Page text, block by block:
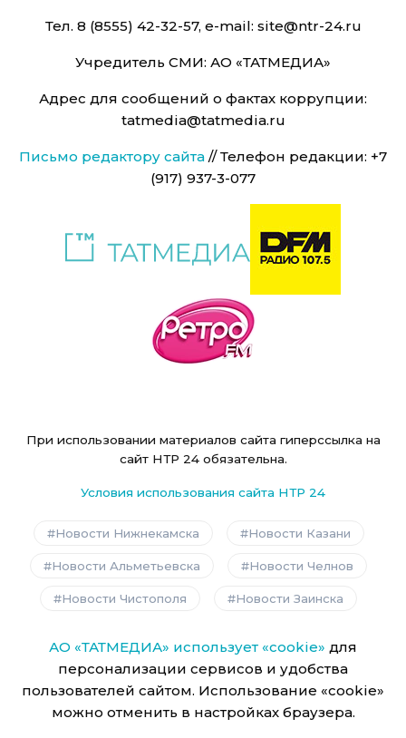
Тел. 8 (8555) 42-32-57, e-mail: site@ntr-24.ru
Учредитель СМИ: АО «ТАТМЕДИА»
Адрес для сообщений о фактах коррупции:
tatmedia@tatmedia.ru
Письмо редактору сайта // Телефон редакции: +7
(917) 937-3-077
При использовании материалов сайта гиперссылка на
сайт НТР 24 обязательна.
Условия использования сайта НТР 24
Новости Нижнекамска Новости Казани
Новости Альметьевска Новости Челнов
Новости Чистополя Новости Заинска
АО «ТАТМЕДИА» использует «cookie» для
персонализации сервисов и удобства
пользователей сайтом. Использование «cookie»
можно отменить в настройках браузера.